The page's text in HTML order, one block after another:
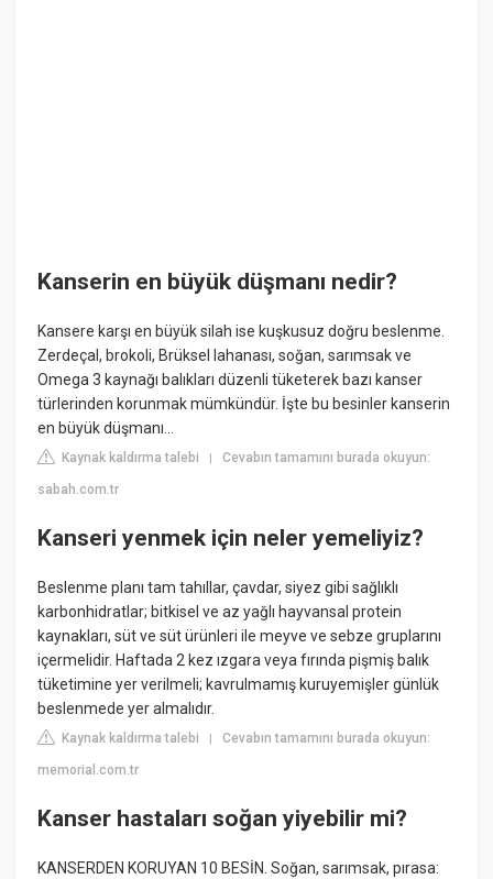
Kanserin en büyük düşmanı nedir?
Kansere karşı en büyük silah ise kuşkusuz doğru beslenme.
Zerdeçal, brokoli, Brüksel lahanası, soğan, sarımsak ve
Omega 3 kaynağı balıkları düzenli tüketerek bazı kanser
türlerinden korunmak mümkündür. İşte bu besinler kanserin
en büyük düşmanı...
Kaynak kaldırma talebi |Cevabın tamamını burada okuyun:
sabah.com.tr
Kanseri yenmek için neler yemeliyiz?
Beslenme planı tam tahıllar, çavdar, siyez gibi sağlıklı
karbonhidratlar; bitkisel ve az yağlı hayvansal protein
kaynakları, süt ve süt ürünleri ile meyve ve sebze gruplarını
içermelidir. Haftada 2 kez ızgara veya fırında pişmiş balık
tüketimine yer verilmeli; kavrulmamış kuruyemişler günlük
beslenmede yer almalıdır.
Kaynak kaldırma talebi |Cevabın tamamını burada okuyun:
memorial.com.tr
Kanser hastaları soğan yiyebilir mi?
KANSERDEN KORUYAN 10 BESİN. Soğan, sarımsak, pırasa: